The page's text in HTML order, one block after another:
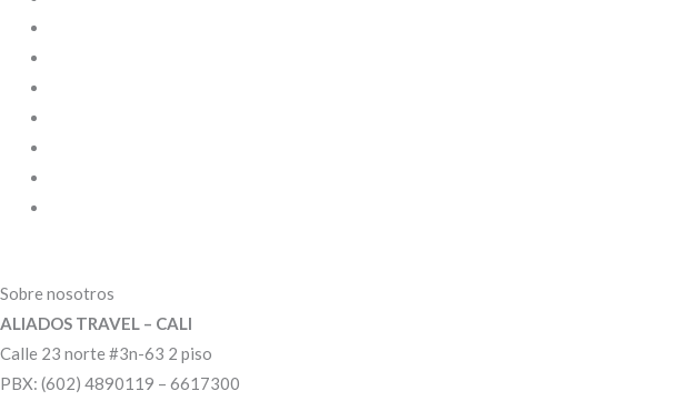
k
Sobre nosotros
ALIADOS TRAVEL – CALI
Calle 23 norte #3n-63 2 piso
PBX: (602) 4890119 – 6617300